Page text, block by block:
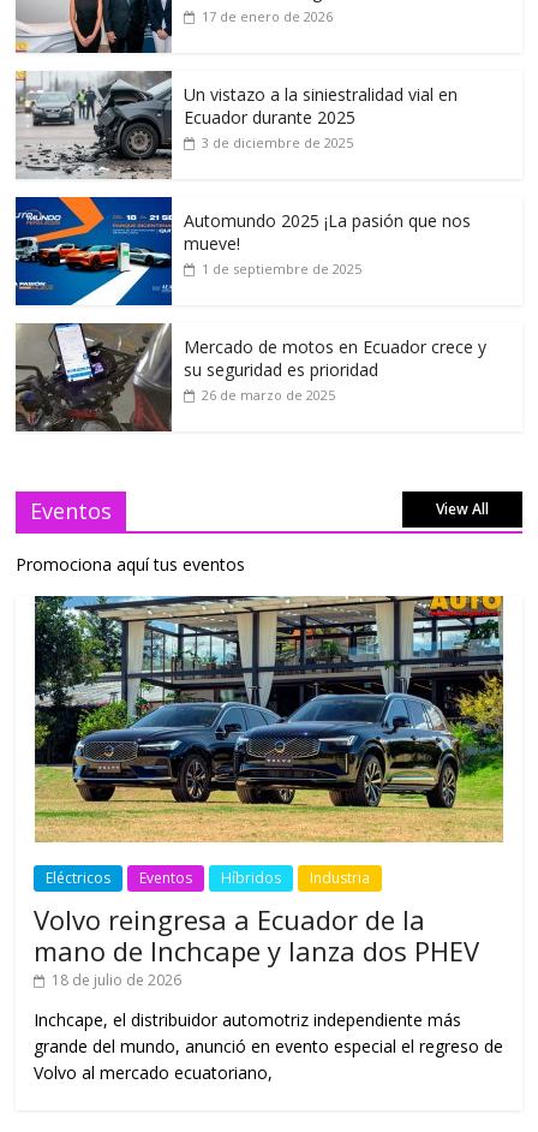
17 de enero de 2026
Un vistazo a la siniestralidad vial en
Ecuador durante 2025
3 de diciembre de 2025
Automundo 2025 ¡La pasión que nos
mueve!
1 de septiembre de 2025
Mercado de motos en Ecuador crece y
su seguridad es prioridad
26 de marzo de 2025
Eventos View All
Promociona aquí tus eventos
Eléctricos Eventos Híbridos Industria
Volvo reingresa a Ecuador de la
mano de Inchcape y lanza dos PHEV
18 de julio de 2026
Inchcape, el distribuidor automotriz independiente más
grande del mundo, anunció en evento especial el regreso de
Volvo al mercado ecuatoriano,